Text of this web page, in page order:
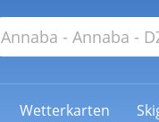
Wetterkarten